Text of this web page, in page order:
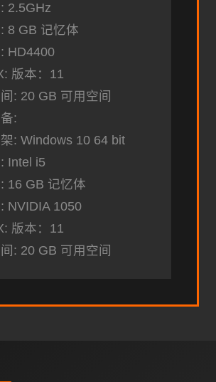
2.5GHz
8 GB 记忆体
HD4400
版本：11
: 20 GB 可用空间
:
: Windows 10 64 bit
Intel i5
16 GB 记忆体
NVIDIA 1050
版本：11
: 20 GB 可用空间